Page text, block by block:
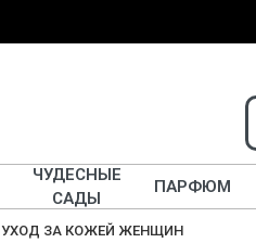
ЧУДЕСНЫЕ
САДЫ
ПАРФЮМ
УХОД ЗА КОЖЕЙ ЖЕНЩИН